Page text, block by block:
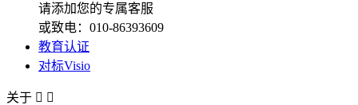
请添加您的专属客服
或致电：010-86393609
教育认证
对标Visio
关于  